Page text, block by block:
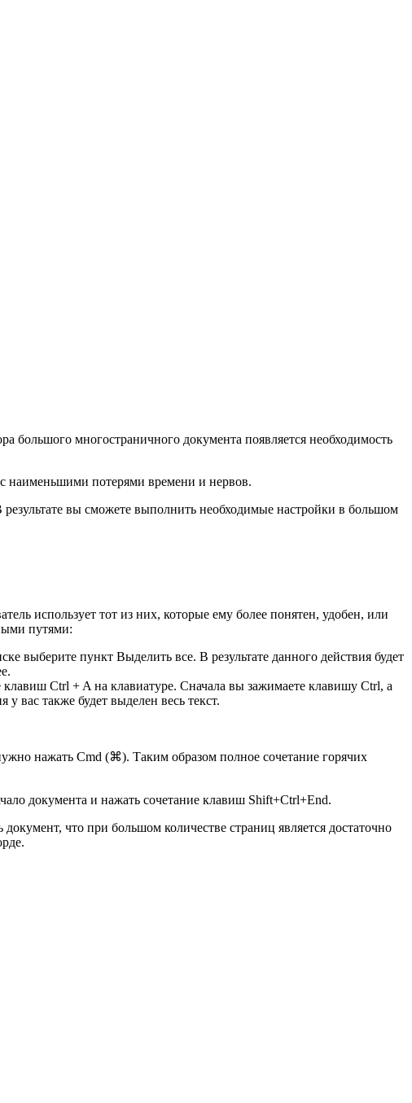
большого многостраничного документа появляется необходимость
наименьшими потерями времени и нервов.
вы сможете выполнить необходимые настройки в большом
использует тот из них, которые ему более понятен, удобен, или
путями:
выберите пункт Выделить все. В результате данного действия будет
Ctrl + A на клавиатуре. Сначала вы зажимаете клавишу Ctrl, а
вас также будет выделен весь текст.
нажать Cmd (⌘). Таким образом полное сочетание горячих
документа и нажать сочетание клавиш Shift+Ctrl+End.
что при большом количестве страниц является достаточно